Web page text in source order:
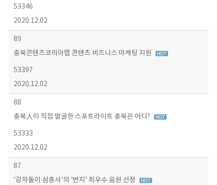
53346
2020.12.02
89
충북콘텐츠코리아랩 콘텐츠 비즈니스 마케팅 지원
53397
2020.12.02
88
충북人이 직접 발굴한 스포트라이트 충북은 어디?
53333
2020.12.02
87
'감자돌이 삼총사'의 '번지' 최우수 음원 선정